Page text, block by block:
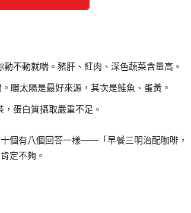
不動就喘。豬肝、紅肉、深色蔬菜含量高。
曬太陽是最好來源，其次是鮭魚、蛋黃。
蛋白質攝取嚴重不足。
個有八個回答一樣——「早餐三明治配咖啡，
定不夠。